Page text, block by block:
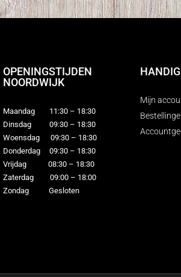
OPENINGSTIJDEN
NOORDWIJK
Maandag 11:30 – 18:30
Dinsdag 09:30 – 18:30
Woensdag 09:30 – 18:30
Donderdag 09:30 – 18:30
Vrijdag 08:30 – 18:30
Zaterdag 09:00 – 18:00
Zondag Gesloten
Mijn